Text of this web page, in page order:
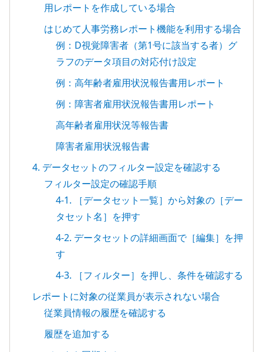
用レポートを作成している場合
はじめて人事労務レポート機能を利用する場合
例：D視覚障害者（第1号に該当する者）グ
ラフのデータ項目の対応付け設定
例：高年齢者雇用状況報告書用レポート
例：障害者雇用状況報告書用レポート
高年齢者雇用状況等報告書
障害者雇用状況報告書
4. データセットのフィルター設定を確認する
フィルター設定の確認手順
4-1. ［データセット一覧］から対象の［デー
タセット名］を押す
4-2. データセットの詳細画面で［編集］を押
す
4-3. ［フィルター］を押し、条件を確認する
レポートに対象の従業員が表示されない場合
従業員情報の履歴を確認する
履歴を追加する